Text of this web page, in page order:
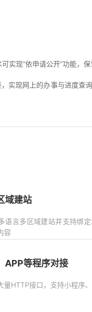
现“依申请公开”功能，保
现网上的办事与进度查
域建站
语言多区域建站并支持绑
容
APP等程序对接
量HTTP接口，支持小程序